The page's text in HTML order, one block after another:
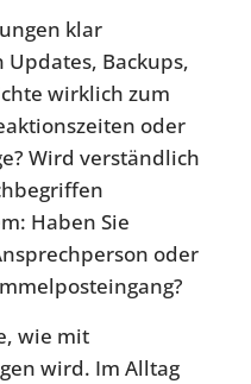
klar
Backups,
wirklich zum
oder
Wird verständlich
Haben Sie
oder
wie mit
wird. Im Alltag